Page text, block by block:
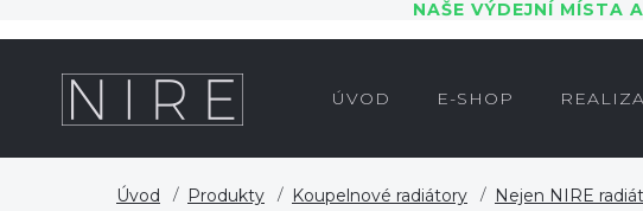
NAŠE VÝDEJNÍ MÍSTA
ÚVOD E-SHOP
Úvod Produkty Koupelnové radiátory Nejen NIRE